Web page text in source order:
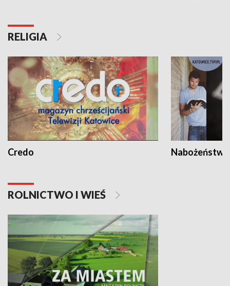
RELIGIA
Credo
ROLNICTWO I WIEŚ